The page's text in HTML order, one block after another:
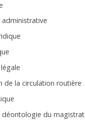
administrative
de la circulation routière
déontologie du magistrat